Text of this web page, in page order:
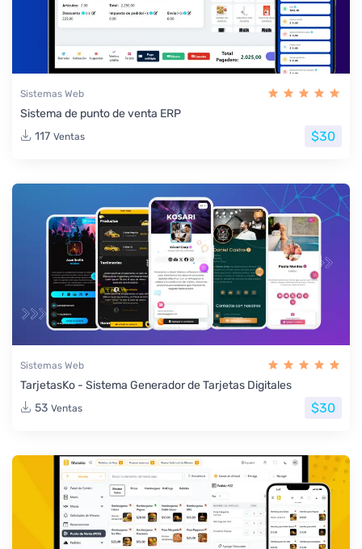
Sistemas Web
Sistema de punto de venta ERP
117 Ventas $30
Sistemas Web
TarjetasKo - Sistema Generador de Tarjetas Digitales
53 Ventas $30